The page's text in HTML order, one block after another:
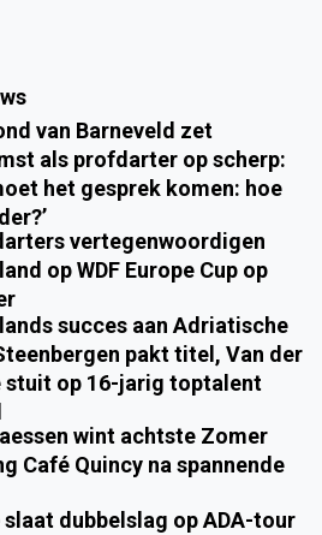
van Barneveld zet
als profdarter op scherp:
het gesprek komen: hoe
vertegenwoordigen
op WDF Europe Cup op
succes aan Adriatische
pakt titel, Van der
stuit op 16-jarig toptalent
wint achtste Zomer
Café Quincy na spannende
slaat dubbelslag op ADA-tour